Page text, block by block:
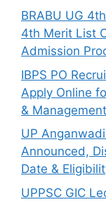
BRABU UG
4th Merit List
Admission
IBPS PO
Apply Online
&
UP
Announced,
Date &
UPPSC GIC